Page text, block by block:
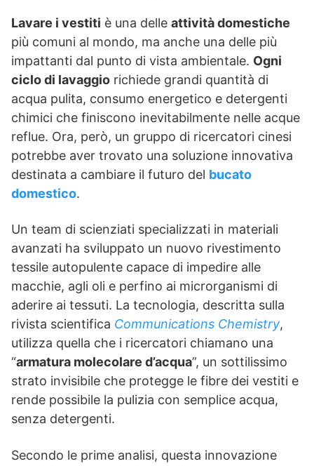
Lavare i vestiti è una delle attività domestiche
più comuni al mondo, ma anche una delle più
impattanti dal punto di vista ambientale. Ogni
ciclo di lavaggio richiede grandi quantità di
acqua pulita, consumo energetico e detergenti
chimici che finiscono inevitabilmente nelle acque
reflue. Ora, però, un gruppo di ricercatori cinesi
potrebbe aver trovato una soluzione innovativa
destinata a cambiare il futuro del bucato
domestico.
Un team di scienziati specializzati in materiali
avanzati ha sviluppato un nuovo rivestimento
tessile autopulente capace di impedire alle
macchie, agli oli e perfino ai microrganismi di
aderire ai tessuti. La tecnologia, descritta sulla
rivista scientifica Communications Chemistry,
utilizza quella che i ricercatori chiamano una
“armatura molecolare d’acqua”, un sottilissimo
strato invisibile che protegge le fibre dei vestiti e
rende possibile la pulizia con semplice acqua,
senza detergenti.
Secondo le prime analisi, questa innovazione